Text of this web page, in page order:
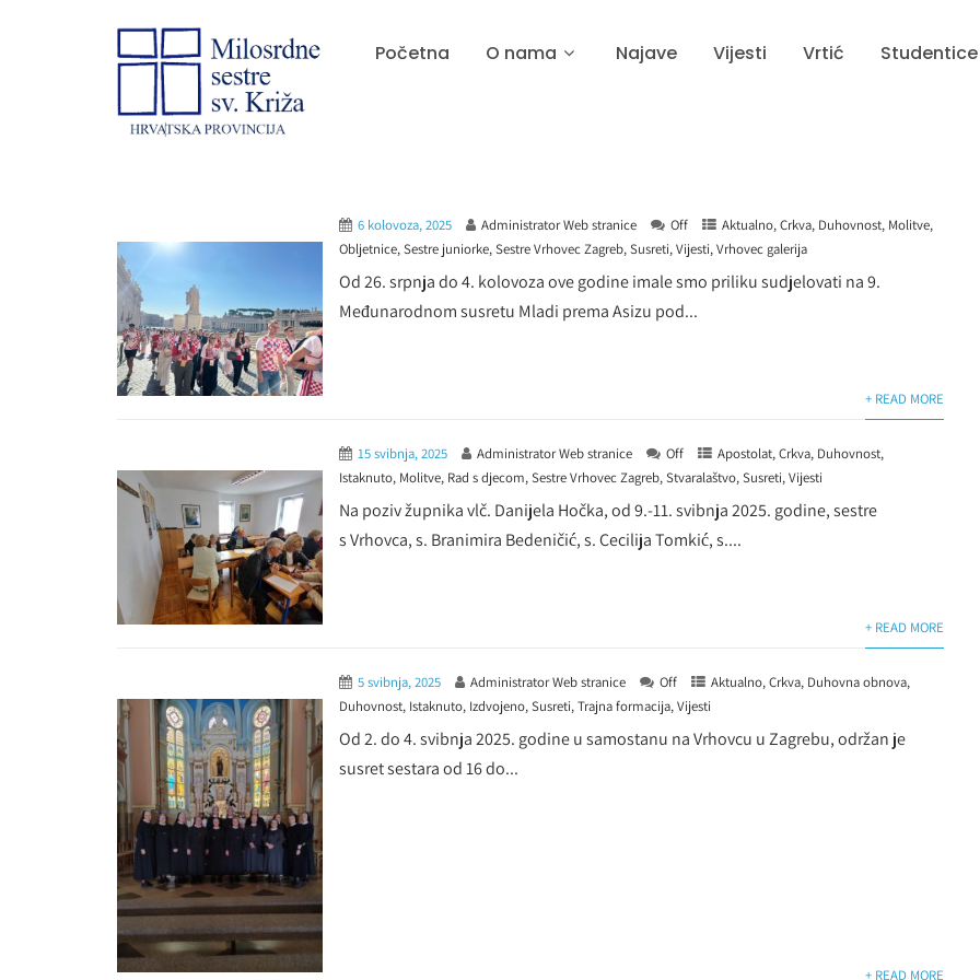
Početna O nama Najave Vijesti Vrtić Studentice
6 kolovoza, 2025 Administrator Web stranice Off Aktualno,Crkva, Duhovnost, Molitve,
Obljetnice,Sestre juniorke,Sestre Vrhovec Zagreb,Susreti,Vijesti,Vrhovec galerija
Od 26. srpnja do 4. kolovoza ove godine imale smo priliku sudjelovati na 9.
Međunarodnom susretu Mladi prema Asizu pod...
+ READ MORE
15 svibnja, 2025 Administrator Web stranice Off Apostolat,Crkva, Duhovnost,
Istaknuto, Molitve, Rad s djecom,Sestre Vrhovec Zagreb,Stvaralaštvo,Susreti,Vijesti
Na poziv župnika vlč. Danijela Hočka, od 9.-11. svibnja 2025. godine, sestre
s Vrhovca, s. Branimira Bedeničić, s. Cecilija Tomkić, s....
+ READ MORE
5 svibnja, 2025 Administrator Web stranice Off Aktualno,Crkva, Duhovna obnova,
Duhovnost, Istaknuto, Izdvojeno,Susreti,Trajna formacija,Vijesti
Od 2. do 4. svibnja 2025. godine u samostanu na Vrhovcu u Zagrebu, održan je
susret sestara od 16 do...
+ READ MORE